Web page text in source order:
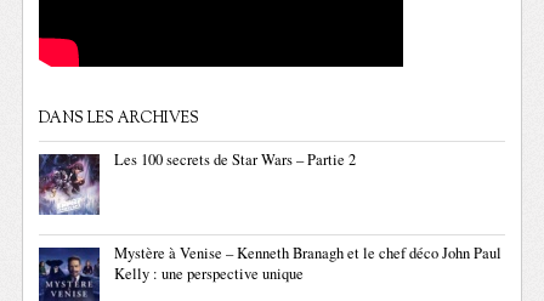
DANS LES ARCHIVES
Les 100 secrets de Star Wars – Partie 2
Mystère à Venise – Kenneth Branagh et le chef déco John Paul
Kelly : une perspective unique